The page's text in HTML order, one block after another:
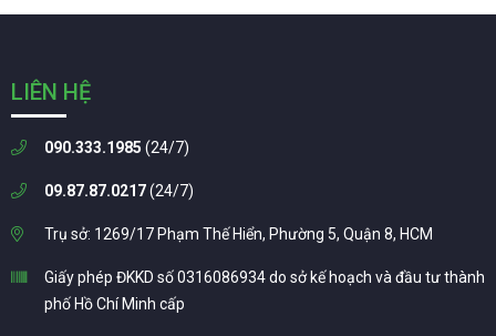
LIÊN HỆ
090.333.1985 (24/7)
09.87.87.0217(24/7)
Trụ sở: 1269/17 Phạm Thế Hiển, Phường 5, Quận 8, HCM
Giấy phép ĐKKD số 0316086934 do sở kế hoạch và đầu tư thành
phố Hồ Chí Minh cấp